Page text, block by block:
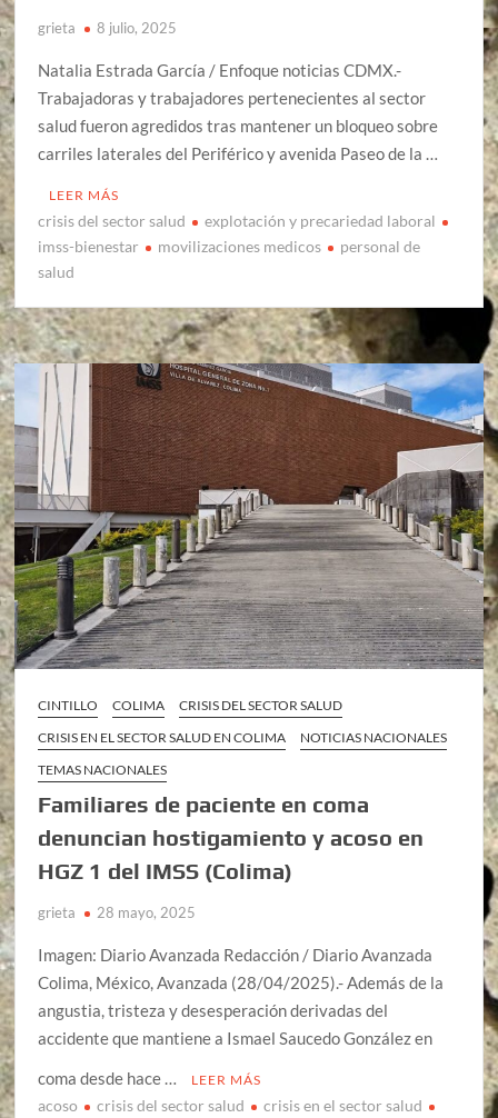
grieta 8 julio, 2025
Natalia Estrada García / Enfoque noticias CDMX.-
Trabajadoras y trabajadores pertenecientes al sector
salud fueron agredidos tras mantener un bloqueo sobre
carriles laterales del Periférico y avenida Paseo de la …
LEER MÁS
crisis del sector salud
explotación y precariedad laboral
imss-bienestar
movilizaciones medicos
personal de
salud
CINTILLO COLIMA
CRISIS DEL SECTOR SALUD
CRISIS EN EL SECTOR SALUD EN COLIMA
NOTICIAS NACIONALES
TEMAS NACIONALES
Familiares de paciente en coma
denuncian hostigamiento y acoso en
HGZ 1 del IMSS (Colima)
grieta 28 mayo, 2025
Imagen: Diario Avanzada Redacción / Diario Avanzada
Colima, México, Avanzada (28/04/2025).- Además de la
angustia, tristeza y desesperación derivadas del
accidente que mantiene a Ismael Saucedo González en
coma desde hace …
LEER MÁS
acoso crisis del sector salud
crisis en el sector salud